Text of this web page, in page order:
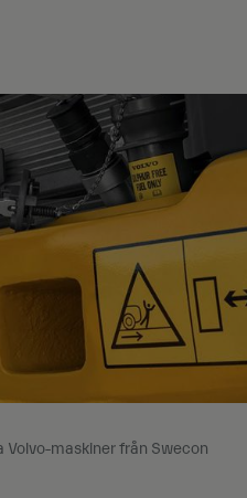
Volvo-maskiner från Swecon